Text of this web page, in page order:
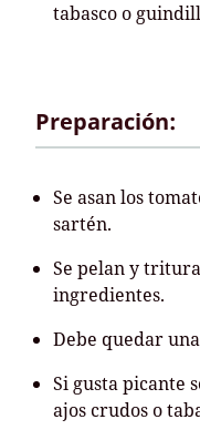
tabasco o
Preparación:
Se asan los
sartén.
Se pelan y
ingredientes.
Debe quedar
Si gusta picante
ajos crudos o